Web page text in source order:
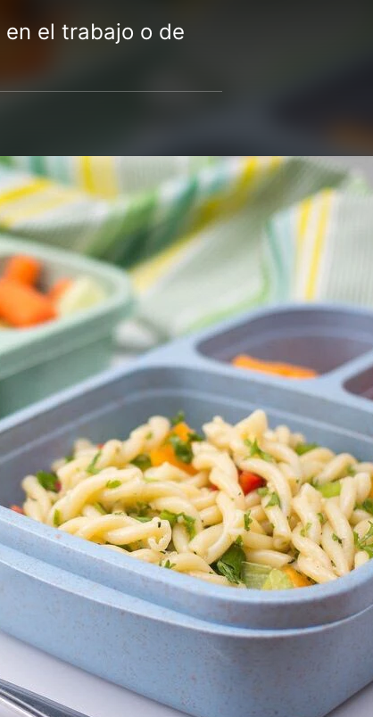
el trabajo o de